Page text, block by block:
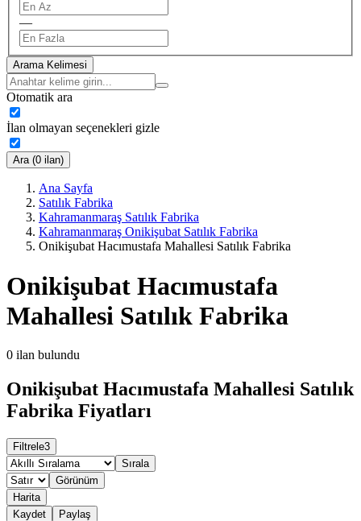
—
Arama Kelimesi
Otomatik ara
İlan olmayan seçenekleri gizle
Ara (0 ilan)
Ana Sayfa
Satılık Fabrika
Kahramanmaraş Satılık Fabrika
Kahramanmaraş Onikişubat Satılık Fabrika
Onikişubat Hacımustafa Mahallesi Satılık Fabrika
Onikişubat Hacımustafa
Mahallesi Satılık Fabrika
0 ilan bulundu
Onikişubat Hacımustafa Mahallesi Satılık
Fabrika Fiyatları
Filtrele3
Sırala
Görünüm
Harita
Kaydet
Paylaş